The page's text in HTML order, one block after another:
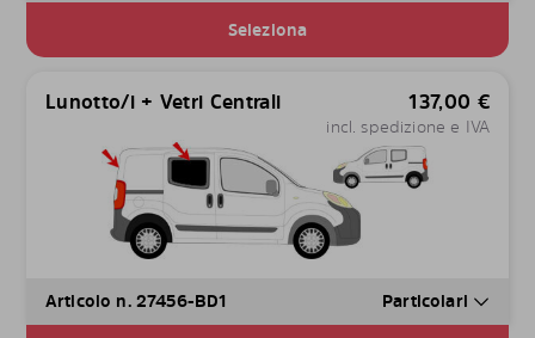
Seleziona
Lunotto/i + Vetri Centrali 137,00 €
incl. spedizione e IVA
Articolo n. 27456-BD1 Particolari